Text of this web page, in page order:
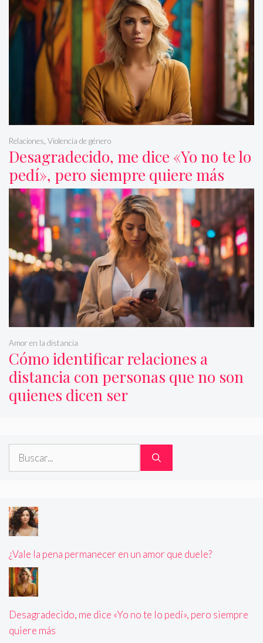
Desagradecido, me dice «Yo no te lo
pedí», pero siempre quiere más
Relaciones Violencia de género
Cómo identificar relaciones a
distancia con personas que no son
quienes dicen ser
Amor en la distancia
Buscar:
¿Vale la pena permanecer en un amor que duele?
Desagradecido, me dice «Yo no te lo pedí», pero siempre
quiere más